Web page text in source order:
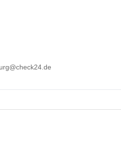
@check24.de